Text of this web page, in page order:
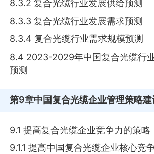
8.3.2 复合光缆行业发展供给预测
8.3.3 复合光缆行业发展需求预测
8.3.4 复合光缆行业需求规模预测
8.4 2023-2029年中国复合光缆行
预测
第9章中国复合光缆企业管理策略建
9.1 提高复合光缆企业竞争力的策略
9.1.1 提高中国复合光缆企业核心竞